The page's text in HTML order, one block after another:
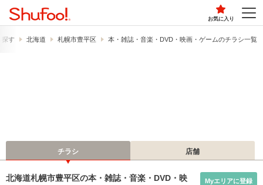
お気に入り
探す 北海道 札幌市豊平区 本・雑誌・音楽・DVD・映画・ゲームのチラシ一覧
チラシ 店舗
北海道札幌市豊平区の本・雑誌・音楽・DVD・映
Myエリアに登録